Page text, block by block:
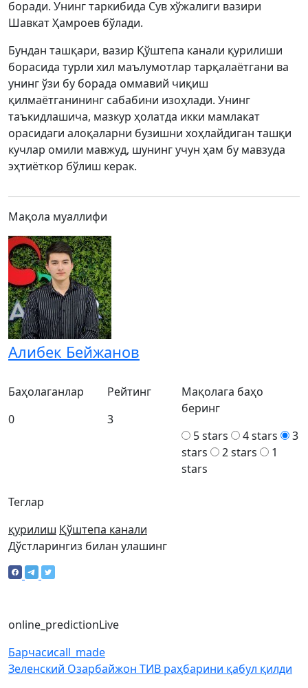
боради. Унинг таркибида Сув хўжалиги вазири
Шавкат Ҳамроев бўлади.
Бундан ташқари, вазир Қўштепа канали қурилиши
борасида турли хил маълумотлар тарқалаётгани ва
унинг ўзи бу борада оммавий чиқиш
қилмаётганининг сабабини изоҳлади. Унинг
таъкидлашича, мазкур ҳолатда икки мамлакат
орасидаги алоқаларни бузишни хоҳлайдиган ташқи
кучлар омили мавжуд, шунинг учун ҳам бу мавзуда
эҳтиёткор бўлиш керак.
Мақола муаллифи
Алибек Бейжанов
Теглар
қурилиш Қўштепа канали
Баҳолаганлар
0
Рейтинг
3
Мақолага баҳо
беринг
5 stars
4 stars
3
stars
2 stars
1
stars
Дўстларингиз билан улашинг
online_predictionLive
Барчасиcall_made
Зеленский Озарбайжон ТИВ раҳбарини қабул қилди